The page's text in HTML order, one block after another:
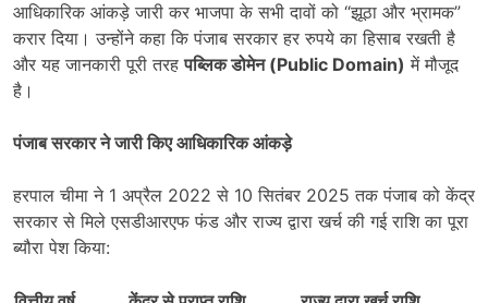
आधिकारिक आंकड़े जारी कर भाजपा के सभी दावों को “झूठा और भ्रामक”
करार दिया। उन्होंने कहा कि पंजाब सरकार हर रुपये का हिसाब रखती है
और यह जानकारी पूरी तरहपब्लिक डोमेन (Public Domain) में मौजूद
है।
पंजाब सरकार ने जारी किए आधिकारिक आंकड़े
हरपाल चीमा ने 1 अप्रैल 2022 से 10 सितंबर 2025 तक पंजाब को केंद्र
सरकार से मिले एसडीआरएफ फंड और राज्य द्वारा खर्च की गई राशि का पूरा
ब्यौरा पेश किया: